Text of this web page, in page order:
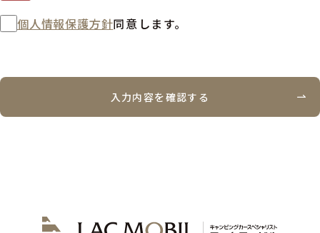
個人情報保護方針同意します。
入力内容を確認する